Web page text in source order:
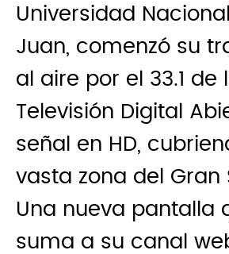
Universidad
Juan, comenzó su
al aire por el 33.1 de
Televisión Digital
señal en HD,
vasta zona del Gran
Una nueva pantalla
suma a su canal